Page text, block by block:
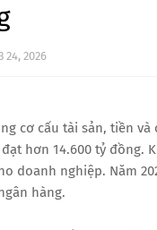
24, 2026
cơ cấu tài sản, tiền
đạt hơn 14.600 tỷ
doanh nghiệp. Năm
hàng.